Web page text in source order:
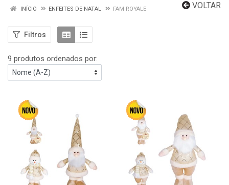
VOLTAR
INÍCIO ENFEITES DE NATAL FAM ROYALE
Filtros
9 produtos ordenados por: